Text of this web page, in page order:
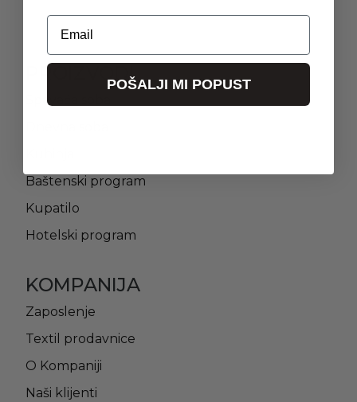
PROIZVODI
Spavaća soba
Baštenski program
Kupatilo
Hotelski program
KOMPANIJA
Zaposlenje
Textil prodavnice
O Kompaniji
Naši klijenti
Email
POŠALJI MI POPUST